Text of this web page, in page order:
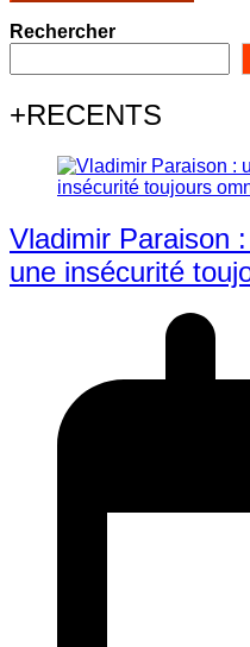
Rechercher
+RECENTS
Vladimir Paraison
une insécurité